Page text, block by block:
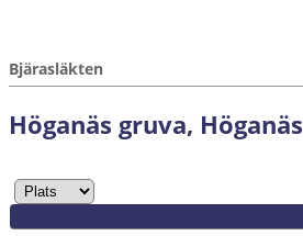
Bjärasläkten
Höganäs gruva, Höganäs